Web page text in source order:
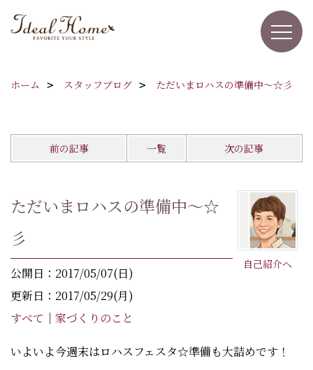
ホーム スタッフブログ ただいまロハスの準備中～☆彡
前の記事 一覧 次の記事
自己紹介へ
ただいまロハスの準備中～☆
彡
公開日：2017/05/07(日)
更新日：2017/05/29(月)
すべて ｜ 家づくりのこと
いよいよ今週末はロハスフェスタ☆準備も大詰めです！